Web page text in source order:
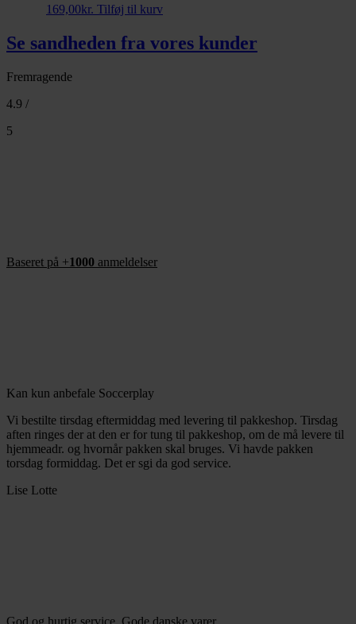
169,00kr. Tilføj til kurv
Se sandheden fra vores kunder
Fremragende
4.9 /
5
Baseret på +1000 anmeldelser
Kan kun anbefale Soccerplay
Vi bestilte tirsdag eftermiddag med levering til pakkeshop. Tirsdag
aften ringes der at den er for tung til pakkeshop, om de må levere til
hjemmeadr. og hvornår pakken skal bruges. Vi havde pakken
torsdag formiddag. Det er sgi da god service.
Lise Lotte
God og hurtig service. Gode danske varer